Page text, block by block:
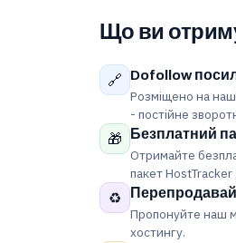
Що ви
🔗 Dofollow
Розміщено на
- постійне
🎁 Безплатний
Отримайте
пакет HostTracker
♻️
Пропонуйте наш
хостингу.